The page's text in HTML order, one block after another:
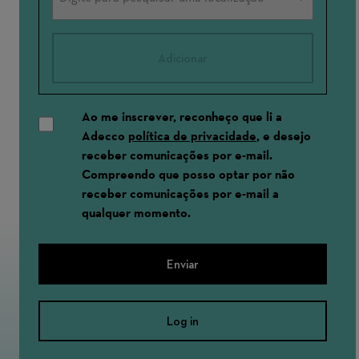
Ao me inscrever, reconheço que li a
Adecco política de privacidade, e desejo
receber comunicações por e-mail.
Compreendo que posso optar por não
receber comunicações por e-mail a
qualquer momento.
Enviar
Log in